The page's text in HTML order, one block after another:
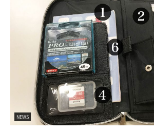
NEWS